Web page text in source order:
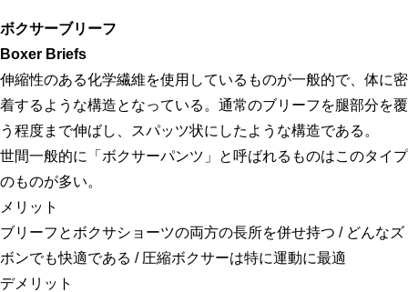
ボクサーブリーフ
Boxer Briefs
伸縮性のある化学繊維を使用しているものが一般的で、体に密
着するような構造となっている。通常のブリーフを腿部分を覆
う程度まで伸ばし、スパッツ状にしたような構造である。
世間一般的に「ボクサーパンツ」と呼ばれるものはこのタイプ
のものが多い。
メリット
ブリーフとボクサショーツの両方の長所を併せ持つ / どんなズ
ボンでも快適である / 圧縮ボクサーは特に運動に最適
デメリット